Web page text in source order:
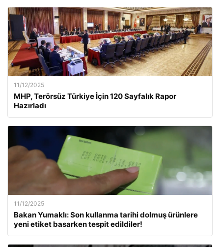
11/12/2025
MHP, Terörsüz Türkiye İçin 120 Sayfalık Rapor
Hazırladı
11/12/2025
Bakan Yumaklı: Son kullanma tarihi dolmuş ürünlere
yeni etiket basarken tespit edildiler!